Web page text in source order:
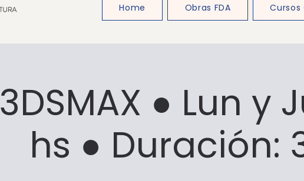
Home Obras FDA Cursos
3DSMAX ● Lun y
hs ● Duración: